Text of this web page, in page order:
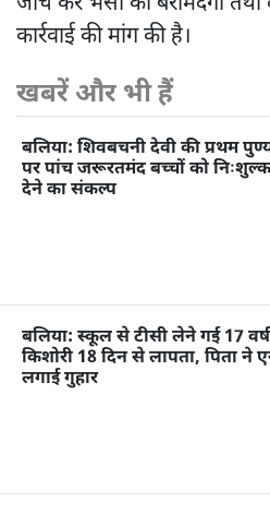
कार्रवाई की मांग की है।
खबरें और भी हैं
बलिया: शिवबचनी देवी की प्रथम
पर पांच जरूरतमंद बच्चों को निःशुल्क
देने का संकल्प
बलिया: स्कूल से टीसी लेने गई 17
किशोरी 18 दिन से लापता, पिता ने
लगाई गुहार